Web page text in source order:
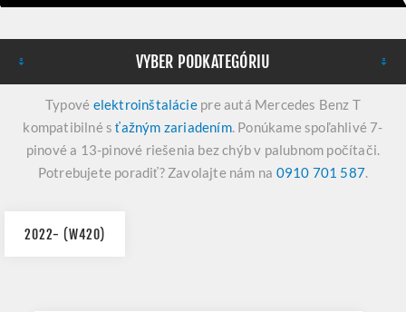
VYBER PODKATEGÓRIU
Typové elektroinštaláciepre autá Mercedes Benz T
kompatibilné sťažným zariadením. Ponúkame spoľahlivé 7-
pinové a 13-pinové riešenia bez chýb v palubnom počítači.
Potrebujete poradiť? Zavolajte nám na 0910 701 587.
2022- (W420)